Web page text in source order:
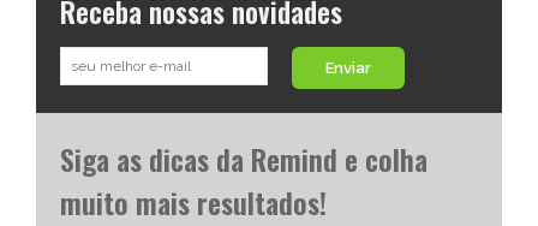
Receba nossas novidades
Enviar
Siga as dicas da Remind e colha
muito mais resultados!